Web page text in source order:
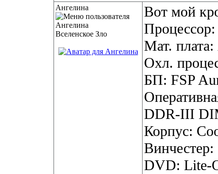
Ангелина
Вселенское Зло
Вот мой
Мат.
Охл.
БП: FSP
DDR-III
Корпус:
Винчестер:
DVD: Lite-